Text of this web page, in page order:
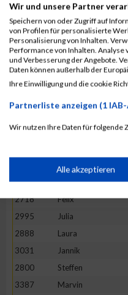
2656
Mischka
3328
Fabian
2879
Eva
2897
Lara
2934
Claudius
2676
Ellen
Sascha
3111
Kai
2718
Felix
2995
Julia
2888
Laura
3031
Jannik
2800
Steffen
3387
Marvin
Wir und unsere Partner
Speichern von oder Zugriff auf
von Profilen für personalisierte
Personalisierung von Inhalten.
Performance von Inhalten. Analyse
und Verbesserung der Angebote.
Daten können außerhalb der
Ihre Einwilligung und die cookie
Partnerliste anzeigen (1
Wir nutzen Ihre Daten für folgende
Speichern von oder
Verwendung reduzierter
Verwendung von Profilen
Alle akzeptieren